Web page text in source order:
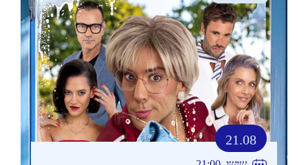
21.08